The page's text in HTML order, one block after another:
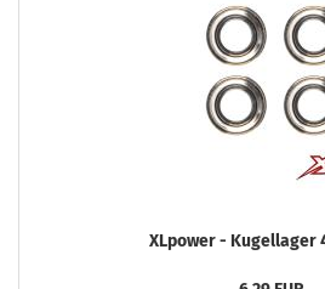
XLpower - Kugellager